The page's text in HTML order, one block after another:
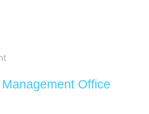
Office